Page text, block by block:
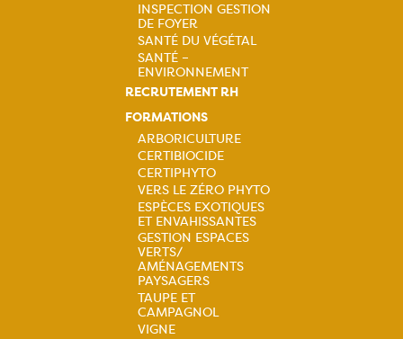
Navigation
principale
INSPECTION GESTION
DE FOYER
SANTÉ DU VÉGÉTAL
SANTÉ –
ENVIRONNEMENT
RECRUTEMENT RH
FORMATIONS
Navigation
principale
ARBORICULTURE
CERTIBIOCIDE
CERTIPHYTO
VERS LE ZÉRO PHYTO
ESPÈCES EXOTIQUES
ET ENVAHISSANTES
GESTION ESPACES
VERTS/
AMÉNAGEMENTS
PAYSAGERS
TAUPE ET
CAMPAGNOL
VIGNE